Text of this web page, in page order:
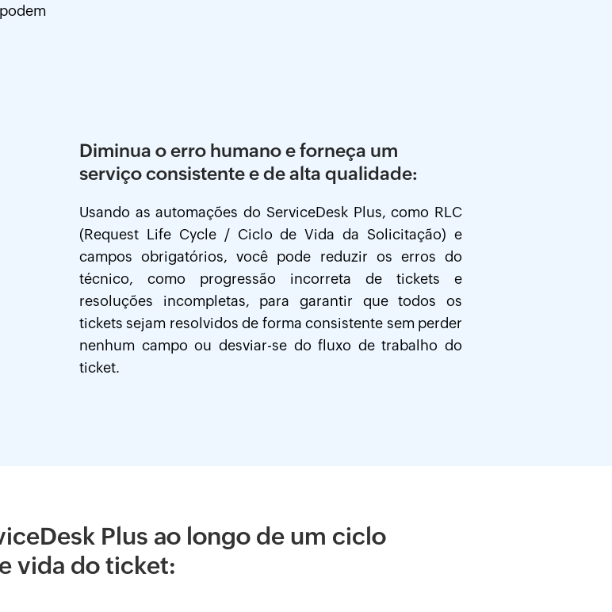
Diminua o erro humano e forneça um
serviço consistente e de alta qualidade:
Usando as automações do ServiceDesk Plus, como RLC
(Request Life Cycle / Ciclo de Vida da Solicitação) e
campos obrigatórios, você pode reduzir os erros do
técnico, como progressão incorreta de tickets e
resoluções incompletas, para garantir que todos os
tickets sejam resolvidos de forma consistente sem perder
nenhum campo ou desviar-se do fluxo de trabalho do
ticket.
Plus ao longo de um ciclo
vida do ticket: